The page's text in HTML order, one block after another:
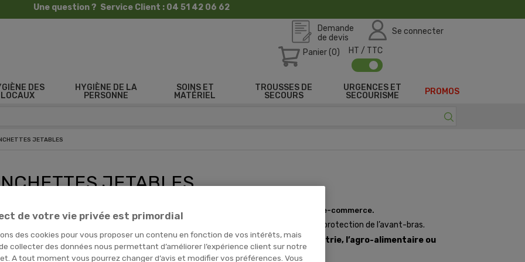
Une question ? Service Client : 04 51 42 06 62
Demande
de devis
Se connecter
Panier (0) HT / TTC
DES
LOCAUX
HYGIÈNE DE LA
PERSONNE
SOINS ET
MATÉRIEL
TROUSSES DE
SECOURS
URGENCES ET
SECOURISME
PROMOS
JETABLES
JETABLES
manchettes jetables à usage unique sur notre site e-commerce.
des manchettes jetables, vous permet de manipuler des produits tout en assurant la protection de l’avant-bras.
d’ EPI jetableest essentiel dans certains secteurs d’activitécommel’industrie, l’agro-alimentaire ou
le secteur hospitalier.
de votre vie privée est primordial
des cookies pour vous proposer un contenu en fonction de vos intérêts, mais
collecter des données nous permettant d’améliorer l’expérience client sur notre
A tout moment vous pourrez changer d’avis et modifier vos préférences. Vous